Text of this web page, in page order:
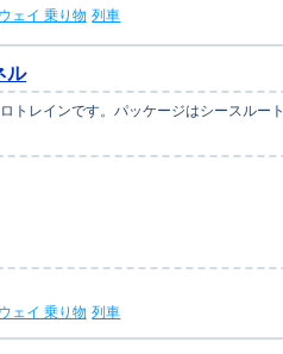
ェイ 乗り物 列車
ル
トレインです。パッケージはシースルー
ェイ 乗り物 列車